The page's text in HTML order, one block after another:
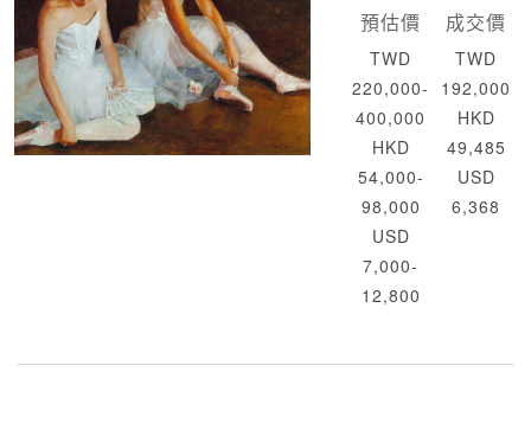
預估價
TWD
220,000-
400,000
HKD
54,000-
98,000
USD
7,000-
12,800
成交價
TWD
192,000
HKD
49,485
USD
6,368